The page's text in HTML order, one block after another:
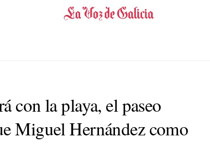
con la playa, el paseo
Miguel Hernández como